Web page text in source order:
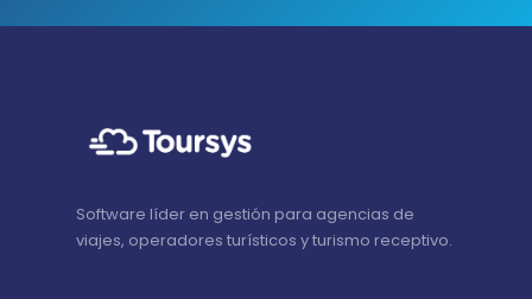
Software líder en gestión para agencias de
viajes, operadores turísticos y turismo receptivo.